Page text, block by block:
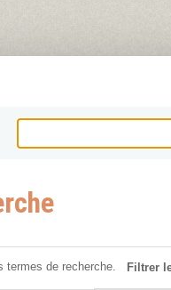
termes de recherche. Filtrer